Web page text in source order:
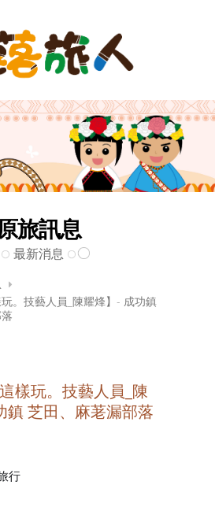
旅訊息
最新消息
玩。技藝人員_陳耀烽】- 成功鎮
樣玩。技藝人員_陳
鎮 芝田、麻荖漏部落
行